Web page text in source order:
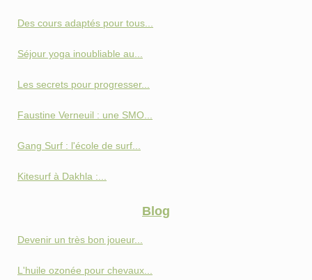
Des cours adaptés pour tous...
Séjour yoga inoubliable au...
Les secrets pour progresser...
Faustine Verneuil : une SMO...
Gang Surf : l'école de surf...
Kitesurf à Dakhla :...
Blog
Devenir un très bon joueur...
L'huile ozonée pour chevaux...